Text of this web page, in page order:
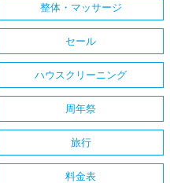
整体・マッサージ
セール
ハウスクリーニング
周年祭
旅行
料金表